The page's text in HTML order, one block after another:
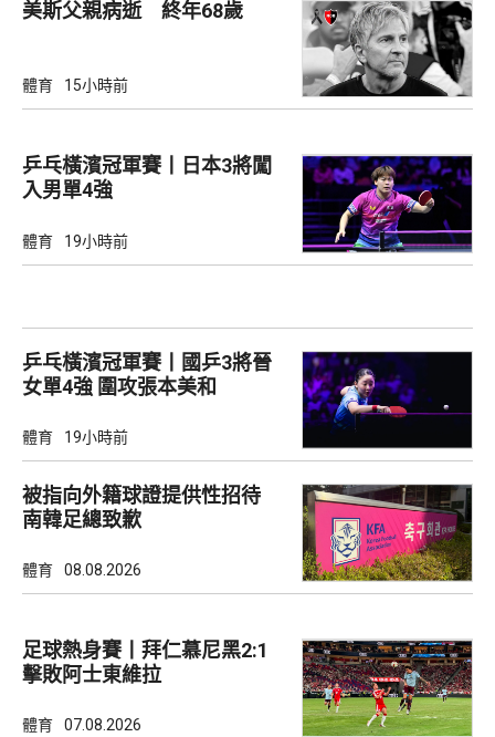
美斯父親病逝 終年68歲
體育 15小時前
乒乓橫濱冠軍賽丨日本3將闖
入男單4強
體育 19小時前
乒乓橫濱冠軍賽丨國乒3將晉
女單4強 圍攻張本美和
體育 19小時前
被指向外籍球證提供性招待
南韓足總致歉
體育 08.08.2026
足球熱身賽丨拜仁慕尼黑2:1
擊敗阿士東維拉
體育 07.08.2026